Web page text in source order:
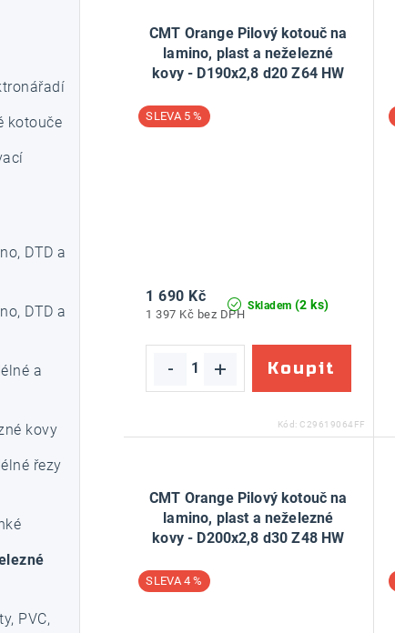
kotouče
DTD a
DTD a
a
kovy
řezy
PVC,
CMT Orange Pilový kotouč na
lamino, plast a neželezné
kovy - D190x2,8 d20 Z64 HW
5 %
Skladem (2 ks)
1 397 Kč bez DPH
1 690 Kč
Kód: C29619064FF
CMT Orange Pilový kotouč na
lamino, plast a neželezné
kovy - D200x2,8 d30 Z48 HW
4 %